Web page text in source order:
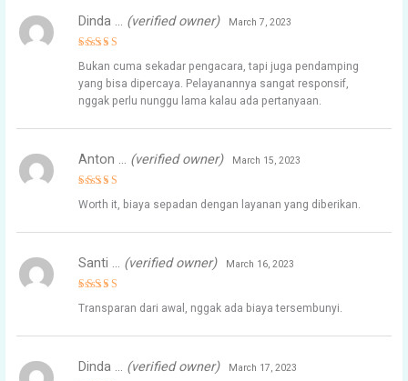
out of 5
Dinda … (verified owner) March 7, 2023
Bukan cuma sekadar pengacara, tapi juga pendamping
yang bisa dipercaya. Pelayanannya sangat responsif,
nggak perlu nunggu lama kalau ada pertanyaan.
out of 5
Anton … (verified owner) March 15, 2023
Worth it, biaya sepadan dengan layanan yang diberikan.
out of 5
Santi … (verified owner) March 16, 2023
Transparan dari awal, nggak ada biaya tersembunyi.
Dinda … (verified owner) March 17, 2023